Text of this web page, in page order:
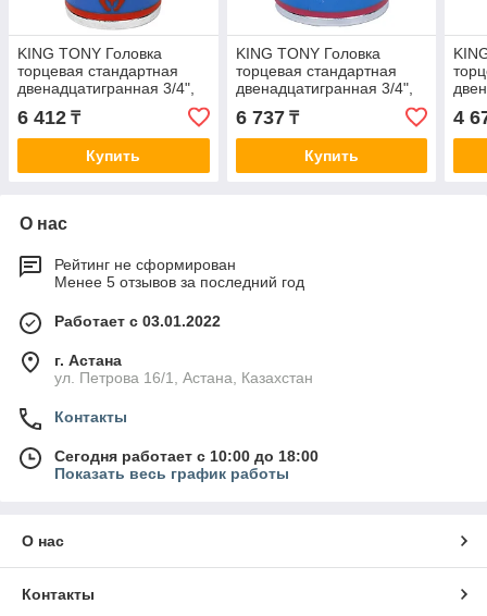
KING TONY Головка
торцевая стандартная
двенадцатигранная 3/4",
633022M
6 412 ₸
Купить
KING TONY Головка
торцевая стандартная
двенадцатигранная 3/4",
633024M
6 737₸
Купить
4
О нас
Рейтинг не сформирован
Менее 5 отзывов за последний год
Работает с 03.01.2022
г. Астана
ул. Петрова 16/1, Астана, Казахстан
Контакты
Сегодня работает с 10:00 до 18:00
Показать весь график работы
О нас
Контакты